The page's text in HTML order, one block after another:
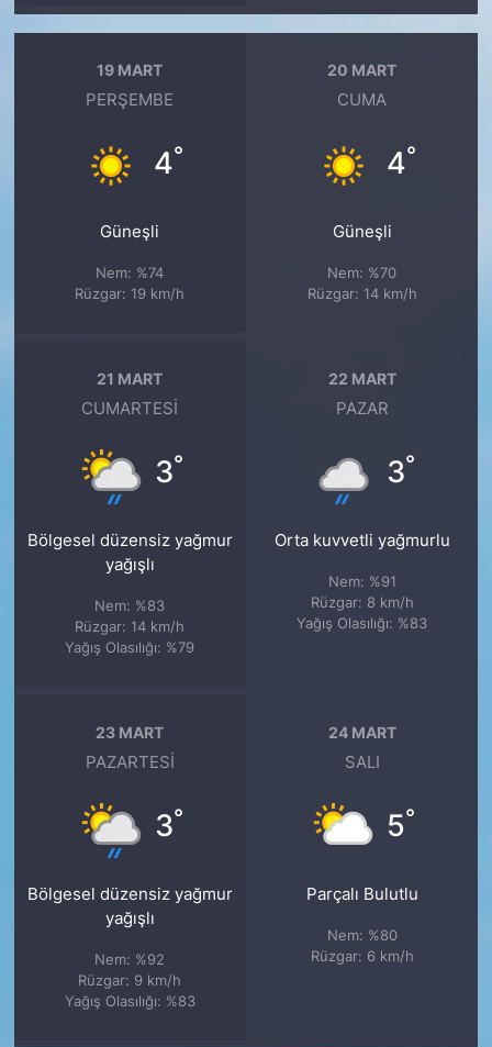
19 MART
PERŞEMBE
4°
Güneşli
Nem: %74
Rüzgar: 19 km/h
20 MART
CUMA
4°
Güneşli
Nem: %70
Rüzgar: 14 km/h
21 MART
CUMARTESI
3°
Bölgesel düzensiz yağmur
yağışlı
Nem: %83
Rüzgar: 14 km/h
Yağış Olasılığı: %79
22 MART
PAZAR
3°
Orta kuvvetli yağmurlu
Nem: %91
Rüzgar: 8 km/h
Yağış Olasılığı: %83
23 MART
PAZARTESI
3°
Bölgesel düzensiz yağmur
yağışlı
Nem: %92
Rüzgar: 9 km/h
Yağış Olasılığı: %83
24 MART
SALI
5°
Parçalı Bulutlu
Nem: %80
Rüzgar: 6 km/h